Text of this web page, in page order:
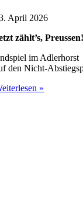
April 2026
zählt’s, Preussen!
im
den Nicht-
»